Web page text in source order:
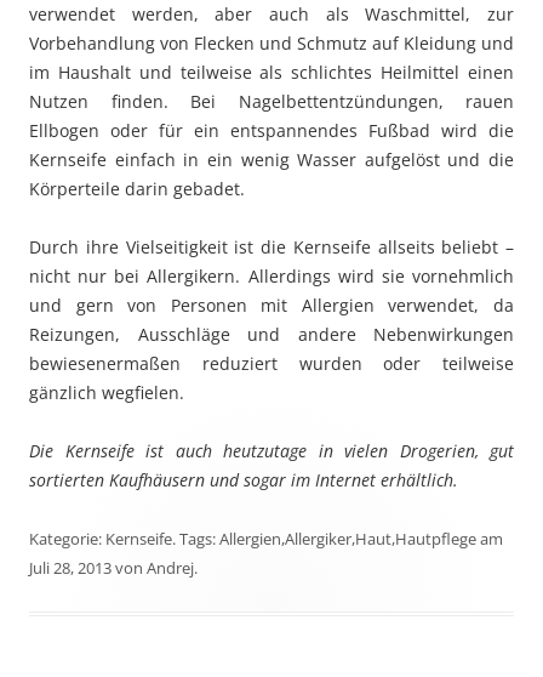
verwendet werden, aber auch als Waschmittel, zur
Vorbehandlung von Flecken und Schmutz auf Kleidung und
im Haushalt und teilweise als schlichtes Heilmittel einen
Nutzen finden. Bei Nagelbettentzündungen, rauen
Ellbogen oder für ein entspannendes Fußbad wird die
Kernseife einfach in ein wenig Wasser aufgelöst und die
Körperteile darin gebadet.
Durch ihre Vielseitigkeit ist die Kernseife allseits beliebt –
nicht nur bei Allergikern. Allerdings wird sie vornehmlich
und gern von Personen mit Allergien verwendet, da
Reizungen, Ausschläge und andere Nebenwirkungen
bewiesenermaßen reduziert wurden oder teilweise
gänzlich wegfielen.
Die Kernseife ist auch heutzutage in vielen Drogerien, gut
sortierten Kaufhäusern und sogar im Internet erhältlich.
Kategorie: Kernseife. Tags:Allergien,Allergiker,Haut,Hautpflegeam
Juli 28, 2013von Andrej.